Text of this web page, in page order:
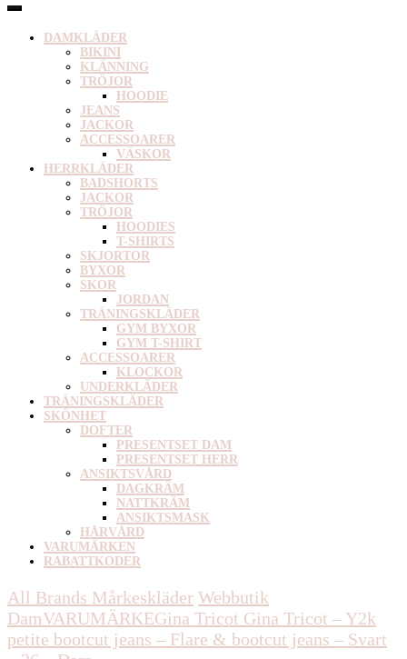
DAMKLÄDER
BIKINI
KLÄNNING
TRÖJOR
HOODIE
JEANS
JACKOR
ACCESSOARER
VÄSKOR
HERRKLÄDER
BADSHORTS
JACKOR
TRÖJOR
HOODIES
T-SHIRTS
SKJORTOR
BYXOR
SKOR
JORDAN
TRÄNINGSKLÄDER
GYM BYXOR
GYM T-SHIRT
ACCESSOARER
KLOCKOR
UNDERKLÄDER
TRÄNINGSKLÄDER
SKÖNHET
DOFTER
PRESENTSET DAM
PRESENTSET HERR
ANSIKTSVÅRD
DAGKRÄM
NATTKRÄM
ANSIKTSMASK
HÅRVÅRD
VARUMÄRKEN
RABATTKODER
All Brands Mårkeskläder Webbutik
DamVARUMÄRKEGina Tricot Gina Tricot – Y2k
petite bootcut jeans – Flare & bootcut jeans – Svart